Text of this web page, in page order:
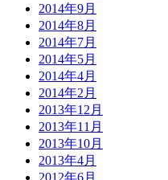
2014年9月
2014年8月
2014年7月
2014年5月
2014年4月
2014年2月
2013年12月
2013年11月
2013年10月
2013年4月